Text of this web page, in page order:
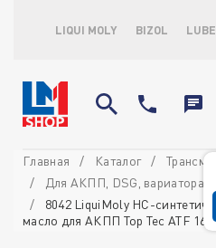
LIQUI MOLY BIZOL
Главная Каталог
Для АКПП, DSG, вариатора и
8042 LiquiMoly НС-
масло для АКПП Top Tec ATF